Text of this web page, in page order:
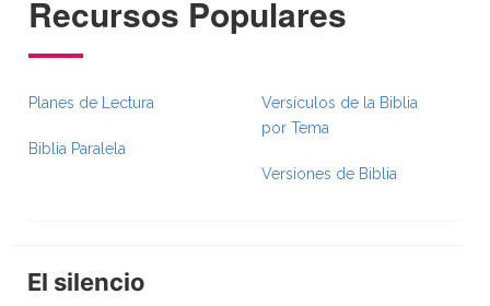
Recursos Populares
Planes de Lectura
Biblia Paralela
Versículos de la Biblia
por Tema
Versiones de Biblia
El silencio